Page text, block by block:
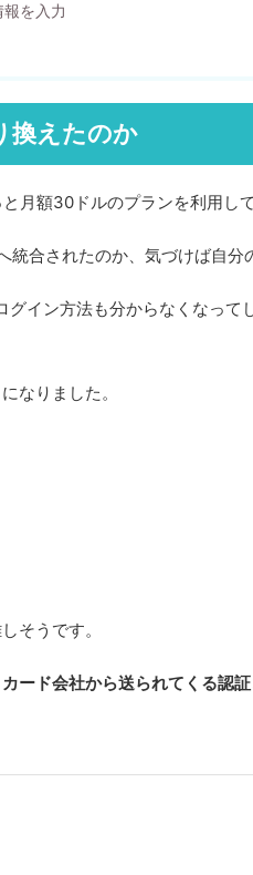
を入力
換えたのか
月額30ドルのプランを利用して
合されたのか、気づけば自分
イン方法も分からなくなって
なりました。
そうです。
ード会社から送られてくる認